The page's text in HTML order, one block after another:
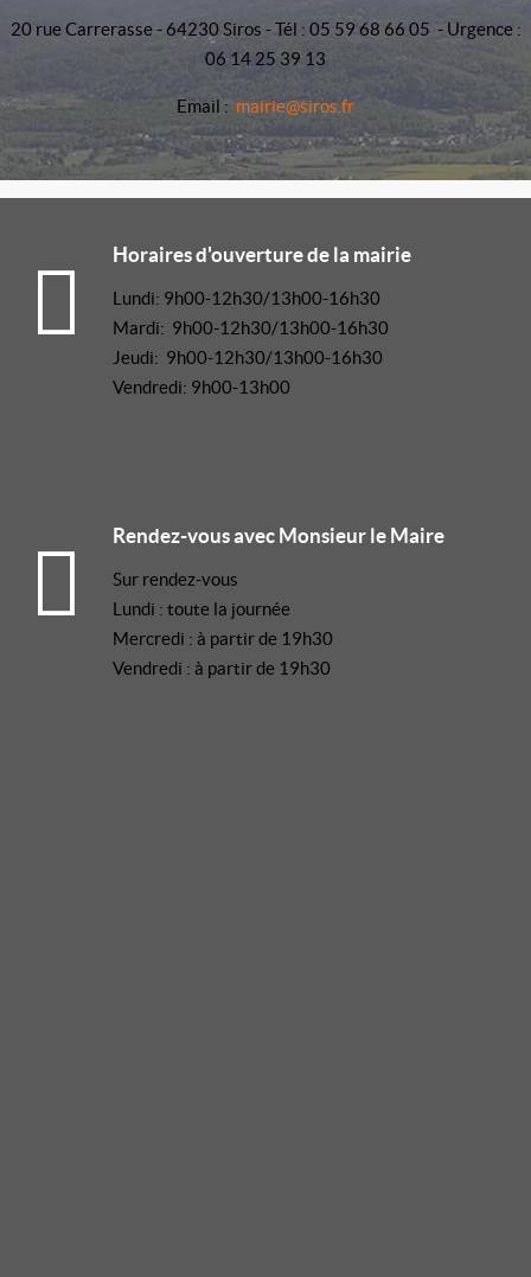
20 rue Carrerasse - 64230 Siros - Tél : 05 59 68 66 05 - Urgence :
06 14 25 39 13
Email : mairie@siros.fr
Horaires d'ouverture de la mairie
Lundi: 9h00-12h30/13h00-16h30
Mardi: 9h00-12h30/13h00-16h30
Jeudi: 9h00-12h30/13h00-16h30
Vendredi: 9h00-13h00
Rendez-vous avec Monsieur le Maire
Sur rendez-vous
Lundi : toute la journée
Mercredi : à partir de 19h30
Vendredi : à partir de 19h30